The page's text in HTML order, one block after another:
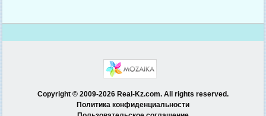
Copyright © 2009-2026 Real-Kz.com. All rights reserved.
Политика конфиденциальности